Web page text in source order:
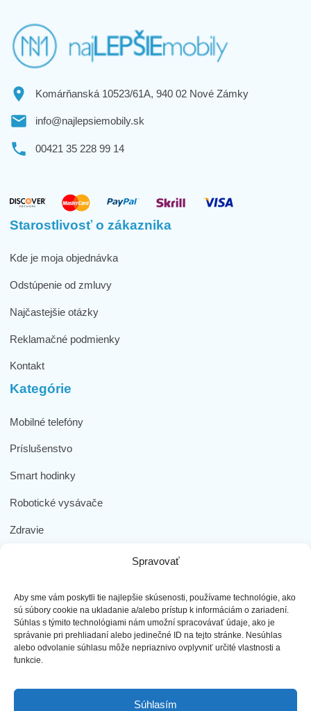
Spravovať
Aby sme vám poskytli tie najlepšie skúsenosti, používame technológie, ako
sú súbory cookie na ukladanie a/alebo prístup k informáciám o zariadení.
Súhlas s týmito technológiami nám umožní spracovávať údaje, ako je
správanie pri prehliadaní alebo jedinečné ID na tejto stránke. Nesúhlas
alebo odvolanie súhlasu môže nepriaznivo ovplyvniť určité vlastnosti a
funkcie.
Súhlasím
Komárňanská 10523/61A, 940 02 Nové Zámky
info@najlepsiemobily.sk
00421 35 228 99 14
Starostlivosť o zákaznika
Kde je moja objednávka
Odstúpenie od zmluvy
Najčastejšie otázky
Reklamačné podmienky
Kontakt
Kategórie
Mobilné telefóny
Príslušenstvo
Smart hodinky
Robotické vysávače
Zdravie
Dôležité odkazy
Obchodné podmienky
Ochrana osobných údajov
Doprava a platba